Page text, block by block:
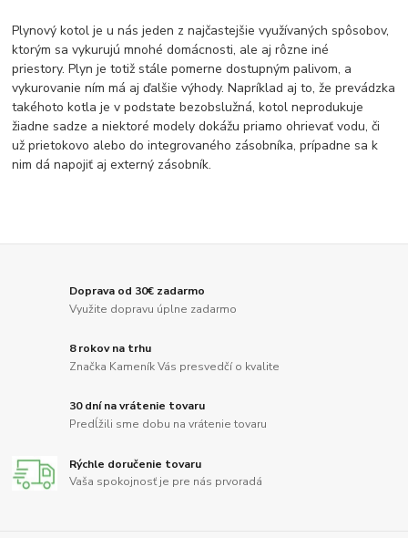
Plynový kotol je u nás jeden z najčastejšie využívaných spôsobov,
ktorým sa vykurujú mnohé domácnosti, ale aj rôzne iné
priestory. Plyn je totiž stále pomerne dostupným palivom, a
vykurovanie ním má aj ďalšie výhody. Napríklad aj to, že prevádzka
takéhoto kotla je v podstate bezobslužná, kotol neprodukuje
žiadne sadze a niektoré modely dokážu priamo ohrievať vodu, či
už prietokovo alebo do integrovaného zásobníka, prípadne sa k
nim dá napojiť aj externý zásobník.
Doprava od 30€ zadarmo
Využite dopravu úplne zadarmo
8 rokov na trhu
Značka Kameník Vás presvedčí o kvalite
30 dní na vrátenie tovaru
Predĺžili sme dobu na vrátenie tovaru
Rýchle doručenie tovaru
Vaša spokojnosť je pre nás prvoradá